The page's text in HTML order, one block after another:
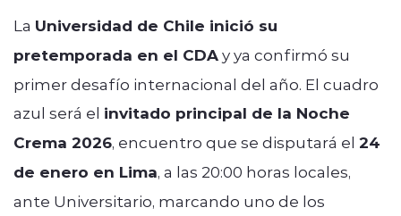
La Universidad de Chile inició su
pretemporada en el CDAy ya confirmó su
primer desafío internacional del año. El cuadro
azul será el invitado principal de la Noche
Crema 2026, encuentro que se disputará el 24
de enero en Lima, a las 20:00 horas locales,
ante Universitario, marcando uno de los